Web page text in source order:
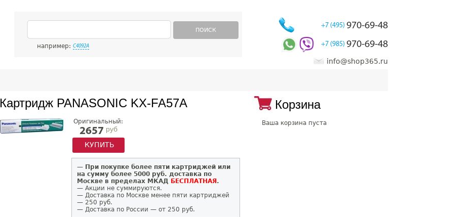
ПОИСК
например: C4092A
+7 (495) 970-69-48
+7 (985) 970-69-48
info@shop365.ru
Картридж PANASONIC KX-FA57A
Оригинальный:
2657 руб
КУПИТЬ
— При покупке более пяти картриджей или
на сумму более 5000 руб. доставка по
Москве в пределах МКАД БЕСПЛАТНАЯ .
— Акции не суммируются.
— Доставка по Москве менее пяти картриджей
— 250 руб.
— Доставка по России — от 250 руб.
Корзина
Ваша корзина пуста